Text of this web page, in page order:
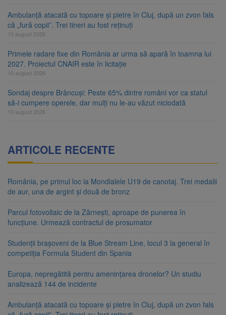
Ambulanță atacată cu topoare și pietre în Cluj, după un zvon fals
că „fură copii”. Trei tineri au fost reținuți
10 august 2026
Primele radare fixe din România ar urma să apară în toamna lui
2027. Proiectul CNAIR este în licitație
10 august 2026
Sondaj despre Brâncuși: Peste 65% dintre români vor ca statul
să-i cumpere operele, dar mulți nu le-au văzut niciodată
10 august 2026
ARTICOLE RECENTE
România, pe primul loc la Mondialele U19 de canotaj. Trei medalii
de aur, una de argint și două de bronz
Parcul fotovoltaic de la Zărnești, aproape de punerea în
funcțiune. Urmează contractul de prosumator
Studenții brașoveni de la Blue Stream Line, locul 3 la general în
competiția Formula Student din Spania
Europa, nepregătită pentru amenințarea dronelor? Un studiu
analizează 144 de incidente
Ambulanță atacată cu topoare și pietre în Cluj, după un zvon fals